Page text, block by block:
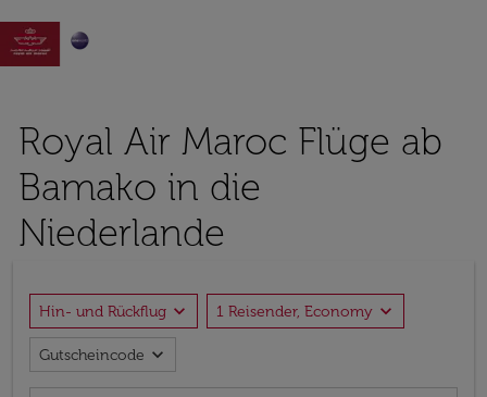

Royal Air Maroc Flüge ab
Bamako in die
Niederlande
Hin- und Rückflug expand_more 1 Reisender, Economy expand_more
Gutscheincode expand_more